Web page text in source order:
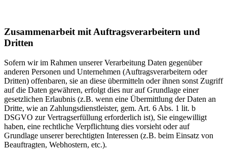
Zusammenarbeit mit Auftragsverarbeitern und
Dritten
Sofern wir im Rahmen unserer Verarbeitung Daten gegenüber
anderen Personen und Unternehmen (Auftragsverarbeitern oder
Dritten) offenbaren, sie an diese übermitteln oder ihnen sonst Zugriff
auf die Daten gewähren, erfolgt dies nur auf Grundlage einer
gesetzlichen Erlaubnis (z.B. wenn eine Übermittlung der Daten an
Dritte, wie an Zahlungsdienstleister, gem. Art. 6 Abs. 1 lit. b
DSGVO zur Vertragserfüllung erforderlich ist), Sie eingewilligt
haben, eine rechtliche Verpflichtung dies vorsieht oder auf
Grundlage unserer berechtigten Interessen (z.B. beim Einsatz von
Beauftragten, Webhostern, etc.).